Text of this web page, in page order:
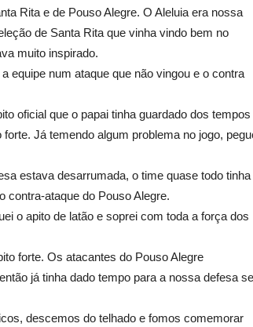
Rita e de Pouso Alegre. O Aleluia era nossa
de Santa Rita que vinha vindo bem no
muito inspirado.
equipe num ataque que não vingou e o contra
oficial que o papai tinha guardado dos tempos
Já temendo algum problema no jogo,
estava desarrumada, o time quase todo tinha
contra-ataque do Pouso Alegre.
o apito de latão e soprei com toda a força dos
forte. Os atacantes do Pouso Alegre
já tinha dado tempo para a nossa defesa se
descemos do telhado e fomos comemorar